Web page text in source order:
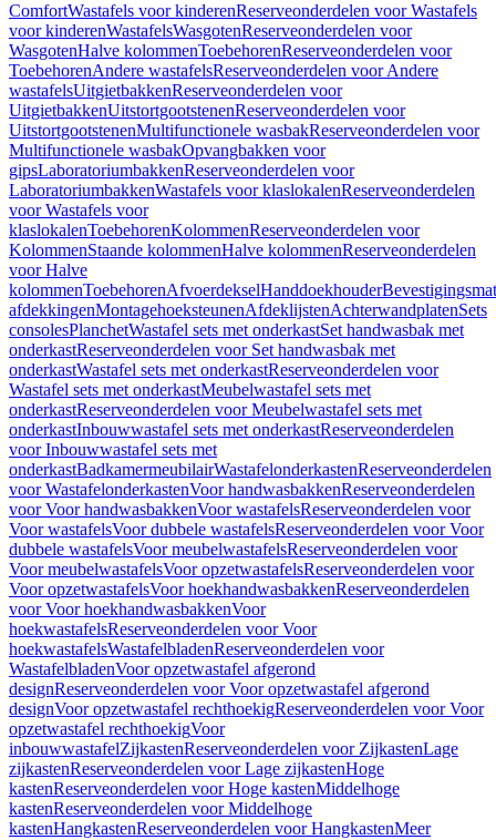
ComfortWastafels voor kinderenReserveonderdelen voor Wastafels
voor kinderenWastafelsWasgotenReserveonderdelen voor
WasgotenHalve kolommenToebehorenReserveonderdelen voor
ToebehorenAndere wastafelsReserveonderdelen voor Andere
wastafelsUitgietbakkenReserveonderdelen voor
UitgietbakkenUitstortgootstenenReserveonderdelen voor
UitstortgootstenenMultifunctionele wasbakReserveonderdelen voor
Multifunctionele wasbakOpvangbakken voor
gipsLaboratoriumbakkenReserveonderdelen voor
LaboratoriumbakkenWastafels voor klaslokalenReserveonderdelen
voor Wastafels voor
klaslokalenToebehorenKolommenReserveonderdelen voor
KolommenStaande kolommenHalve kolommenReserveonderdelen
voor Halve
kolommenToebehorenAfvoerdekselHanddoekhouder
afdekkingenMontagehoeksteunenAfdeklijstenAchterwandplatenSets
consolesPlanchetWastafel sets met onderkastSet handwasbak met
onderkastReserveonderdelen voor Set handwasbak met
onderkastWastafel sets met onderkastReserveonderdelen voor
Wastafel sets met onderkastMeubelwastafel sets met
onderkastReserveonderdelen voor Meubelwastafel sets met
onderkastInbouwwastafel sets met onderkastReserveonderdelen
voor Inbouwwastafel sets met
onderkastBadkamermeubilairWastafelonderkastenReserveonderdelen
voor WastafelonderkastenVoor handwasbakkenReserveonderdelen
voor Voor handwasbakkenVoor wastafelsReserveonderdelen voor
Voor wastafelsVoor dubbele wastafelsReserveonderdelen voor Voor
dubbele wastafelsVoor meubelwastafelsReserveonderdelen voor
Voor meubelwastafelsVoor opzetwastafelsReserveonderdelen voor
Voor opzetwastafelsVoor hoekhandwasbakkenReserveonderdelen
voor Voor hoekhandwasbakkenVoor
hoekwastafelsReserveonderdelen voor Voor
hoekwastafelsWastafelbladenReserveonderdelen voor
WastafelbladenVoor opzetwastafel afgerond
designReserveonderdelen voor Voor opzetwastafel afgerond
designVoor opzetwastafel rechthoekigReserveonderdelen voor Voor
opzetwastafel rechthoekigVoor
inbouwwastafelZijkastenReserveonderdelen voor ZijkastenLage
zijkastenReserveonderdelen voor Lage zijkastenHoge
kastenReserveonderdelen voor Hoge kastenMiddelhoge
kastenReserveonderdelen voor Middelhoge
kastenHangkastenReserveonderdelen voor HangkastenMeer